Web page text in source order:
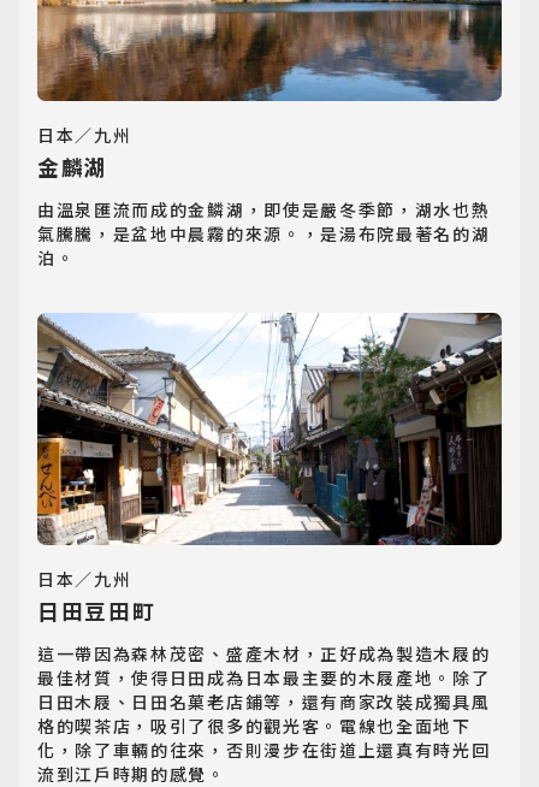
日本／九州
金麟湖
由溫泉匯流而成的金鱗湖，即使是嚴冬季節，湖水也熱
氣騰騰，是盆地中晨霧的來源。，是湯布院最著名的湖
泊。
日本／九州
日田豆田町
這一帶因為森林茂密、盛產木材，正好成為製造木屐的
最佳材質，使得日田成為日本最主要的木屐產地。除了
日田木屐、日田名菓老店鋪等，還有商家改裝成獨具風
格的喫茶店，吸引了很多的觀光客。電線也全面地下
化，除了車輛的往來，否則漫步在街道上還真有時光回
流到江戶時期的感覺。